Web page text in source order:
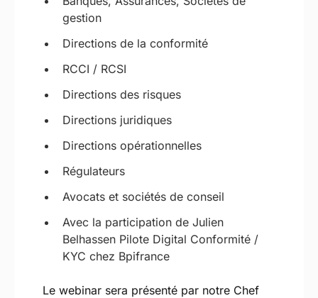
gestion
Directions de la conformité
RCCI / RCSI
Directions des risques
Directions juridiques
Directions opérationnelles
Régulateurs
Avocats et sociétés de conseil
Avec la participation de Julien
Belhassen Pilote Digital Conformité /
KYC chez Bpifrance
Le webinar sera présenté par notre Chef